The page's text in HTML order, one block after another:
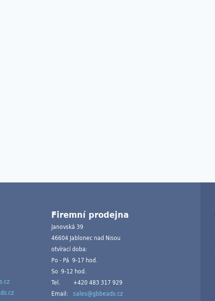
Firemní prodejna
Janovská 39
46604 Jablonec nad Nisou
otvírací doba:
Po - Pá 9-17 hod.
So 9-12 hod.
Tel.
+420 483 317 929
Email:
sales@gbbeads.cz